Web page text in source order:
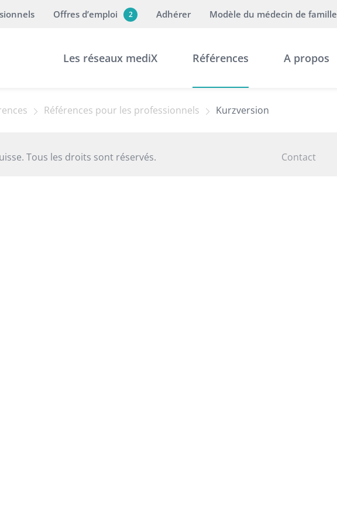
Offres d’emploi 2 Adhérer Modèle du médecin de famille
Les réseaux mediX Références A propos
Références pour les professionnels Kurzversion
Tous les droits sont réservés. Contact